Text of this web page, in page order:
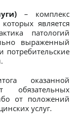
– комплекс
является
патологий
выраженный
потребительские
оказанной
обязательных
от положений
услуг.